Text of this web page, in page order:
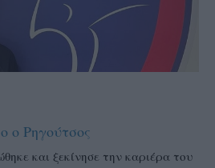
ο Ρηγούτσος
και ξεκίνησε την καριέρα του